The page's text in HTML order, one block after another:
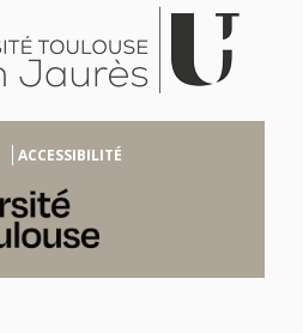
ACCESSIBILITÉ